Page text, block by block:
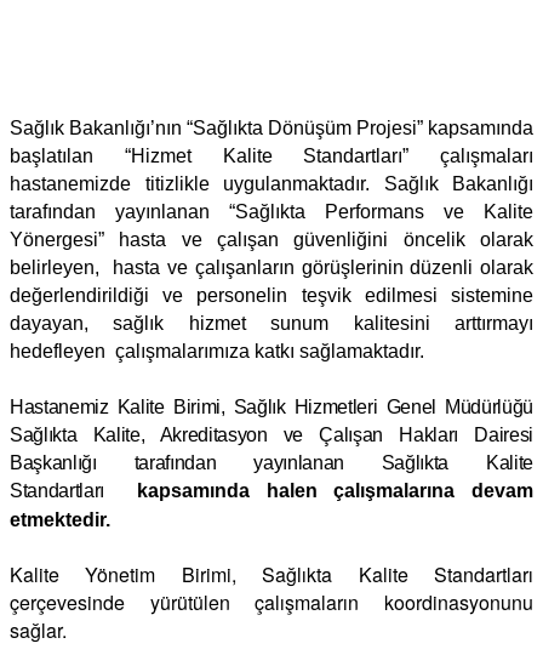
Sağlık Bakanlığı’nın “Sağlıkta Dönüşüm Projesi” kapsamında
başlatılan “Hizmet Kalite Standartları” çalışmaları
hastanemizde titizlikle uygulanmaktadır. Sağlık Bakanlığı
tarafından yayınlanan “Sağlıkta Performans ve Kalite
Yönergesi” hasta ve çalışan güvenliğini öncelik olarak
belirleyen, hasta ve çalışanların görüşlerinin düzenli olarak
değerlendirildiği ve personelin teşvik edilmesi sistemine
dayayan, sağlık hizmet sunum kalitesini arttırmayı
hedefleyen çalışmalarımıza katkı sağlamaktadır.
Hastanemiz Kalite Birimi, Sağlık Hizmetleri Genel Müdürlüğü
Sağlıkta Kalite, Akreditasyon ve Çalışan Hakları Dairesi
Başkanlığı tarafından yayınlanan Sağlıkta Kalite
Standartları
kapsamında halen çalışmalarına devam
etmektedir.
Kalite Yönetim Birimi, Sağlıkta Kalite Standartları
çerçevesinde yürütülen çalışmaların koordinasyonunu
sağlar.